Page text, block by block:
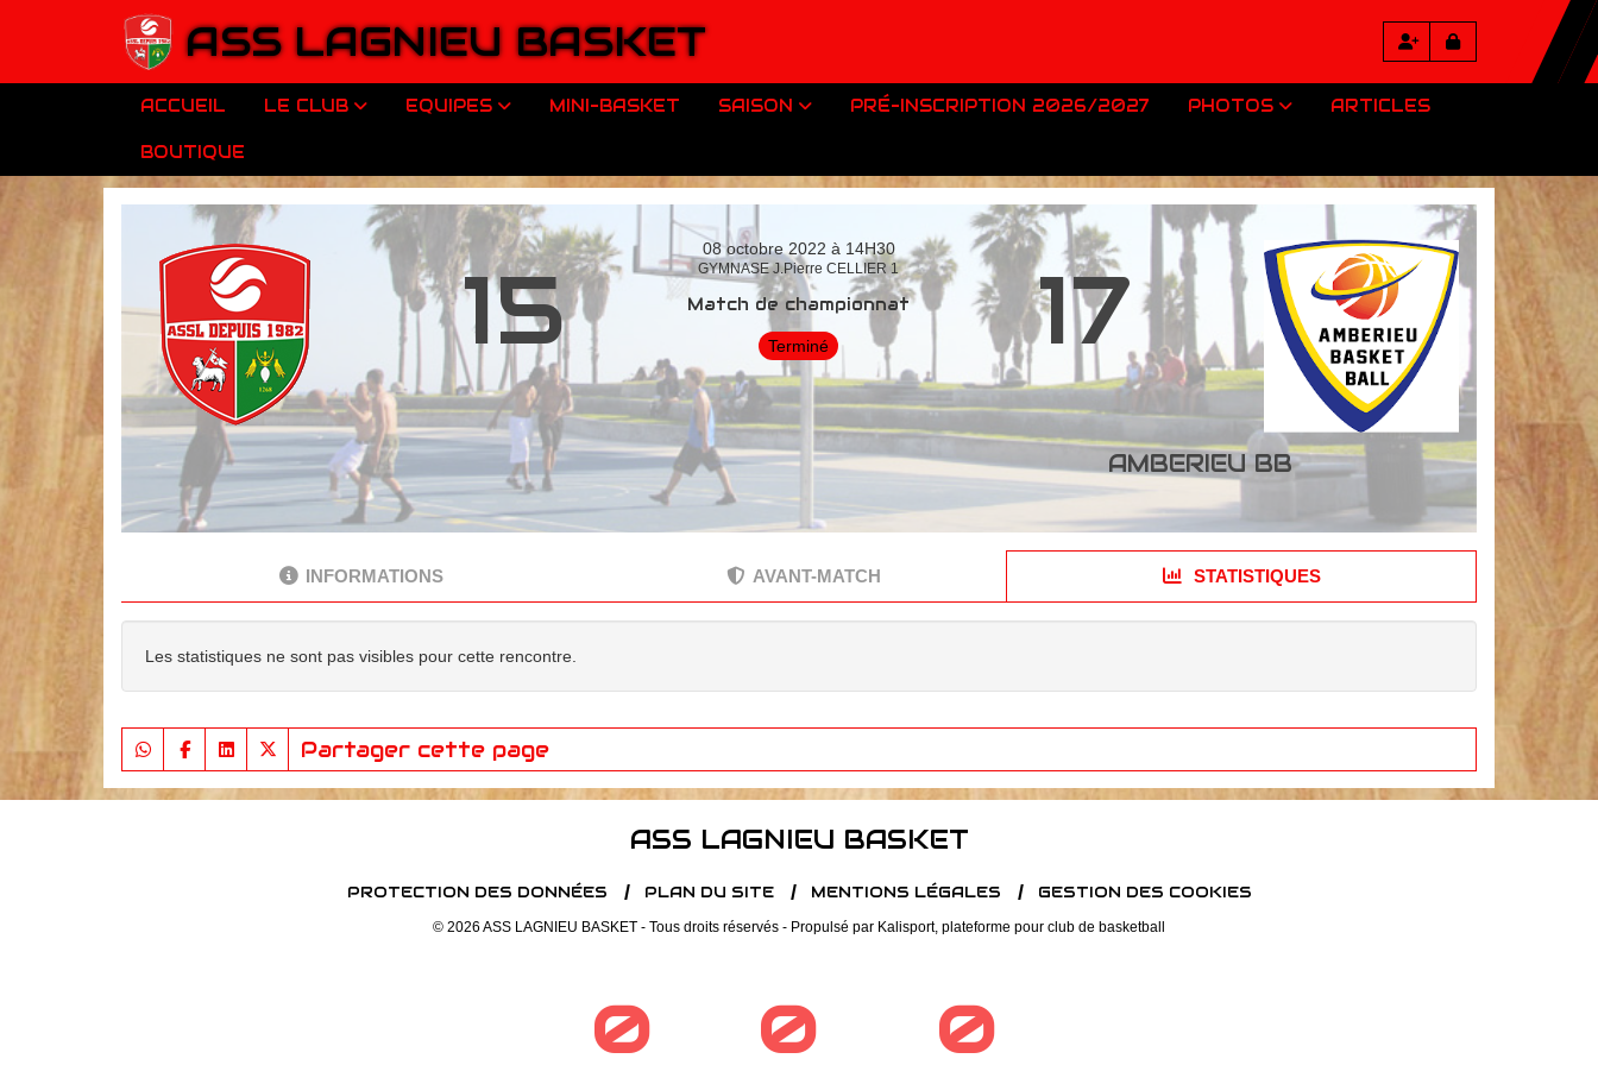
ASS LAGNIEU BASKET
ACCUEIL LE CLUB EQUIPES MINI-BASKET SAISON PRÉ-INSCRIPTION 2026/2027 PHOTOS ARTICLES
BOUTIQUE
08 octobre 2022 à 14H30
GYMNASE J.Pierre CELLIER 1
Match de championnat
Terminé
15 17
AMBERIEU BB
INFORMATIONS AVANT-MATCH STATISTIQUES
Les statistiques ne sont pas visibles pour cette rencontre.
Partager cette page
ASS LAGNIEU BASKET
PROTECTION DES DONNÉES PLAN DU SITE MENTIONS LÉGALES GESTION DES COOKIES
© 2026 ASS LAGNIEU BASKET - Tous droits réservés - Propulsé par Kalisport, plateforme pour club de basketball
0 0 0
Panneau de gestion des cookies